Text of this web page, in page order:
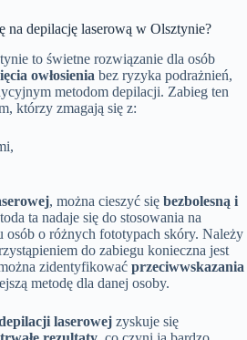
na depilację laserową w Olsztynie?
to świetne rozwiązanie dla osób
owłosienia bez ryzyka podrażnień,
metodom depilacji. Zabieg ten
którzy zmagają się z:
, można cieszyć się bezbolesną i
ta nadaje się do stosowania na
osób o różnych fototypach skóry. Należy
do zabiegu konieczna jest
zidentyfikować przeciwwskazania
metodę dla danej osoby.
laserowej zyskuje się